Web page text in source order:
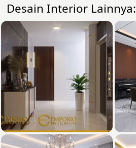
Desain Interior Lainnya: